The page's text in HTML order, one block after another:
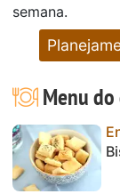
semana.
Menu do